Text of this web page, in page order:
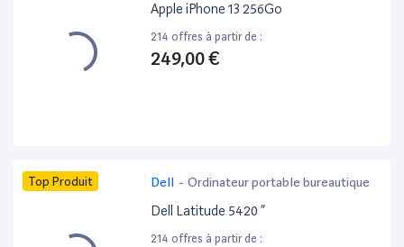
Apple iPhone 13 256Go
214 offres à partir de :
249,00 €
Top Produit Dell - Ordinateur portable bureautique
Dell Latitude 5420 ”
214 offres à partir de :